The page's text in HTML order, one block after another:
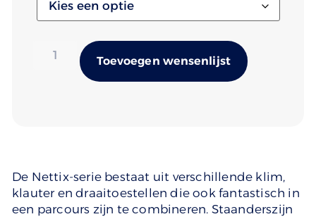
Toevoegen wensenlijst
De Nettix-serie bestaat uit verschillende klim,
klauter en draaitoestellen die ook fantastisch in
een parcours zijn te combineren. Staanderszijn